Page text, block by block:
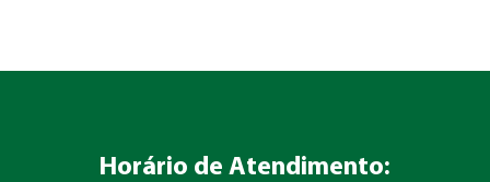
Horário de Atendimento: